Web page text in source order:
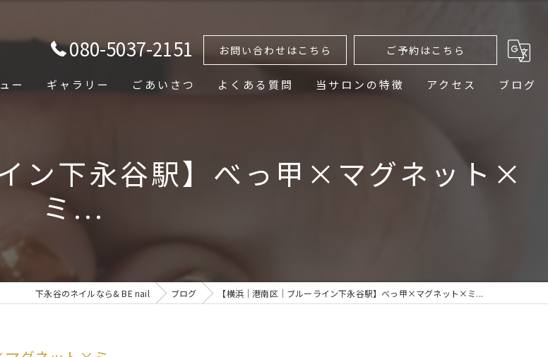
080-5037-2151 お問い合わせはこちら ご予約はこちら
ー ギャラリー ごあいさつ よくある質問 当サロンの特徴
デザイン
アクセス ブログ
ン下永谷駅】べっ甲×マグネット×
ミ...
下永谷のネイルなら& BE nail ブログ 【横浜│港南区│ブルーライン下永谷駅】べっ甲×マグネット×ミ...